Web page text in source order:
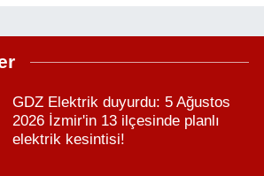
GDZ Elektrik duyurdu: 5 Ağustos
2026 İzmir'in 13 ilçesinde planlı
elektrik kesintisi!